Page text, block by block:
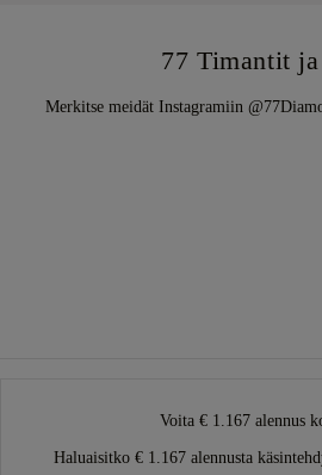
77 Timantit
Merkitse meidät Instagramiin
Voita € 1.167 alennus
Haluaisitko € 1.167 alennusta